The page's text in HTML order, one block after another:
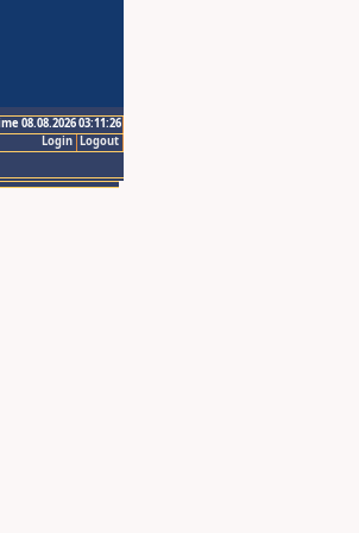
08.08.2026 03:11:26
Logout
Login